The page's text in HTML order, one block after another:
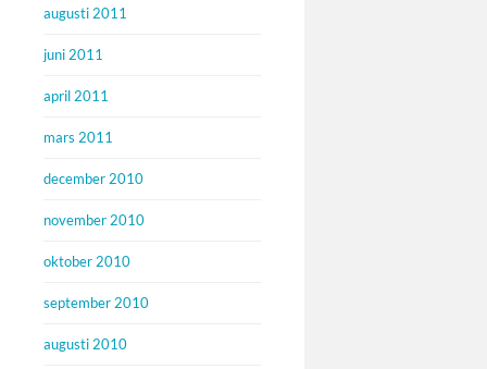
augusti 2011
juni 2011
april 2011
mars 2011
december 2010
november 2010
oktober 2010
september 2010
augusti 2010